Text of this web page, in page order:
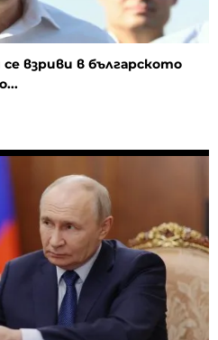
взриви в българското